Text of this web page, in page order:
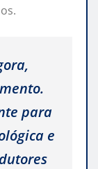
para
e